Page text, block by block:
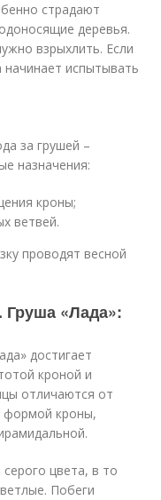
страдают
деревья.
взрыхлить. Если
начинает испытывать
за грушей –
назначения:
кроны;
ветвей.
проводят весной
Груша «Лада»:
достигает
кроной и
отличаются от
формой кроны,
цвета, в то
Побеги